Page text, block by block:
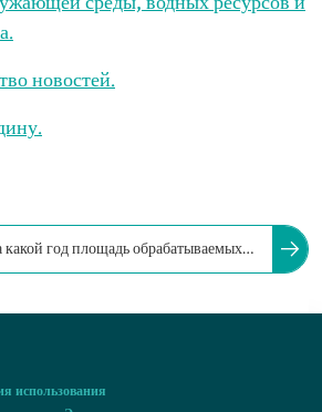
новостей.
какой год площадь обрабатываемых
использования